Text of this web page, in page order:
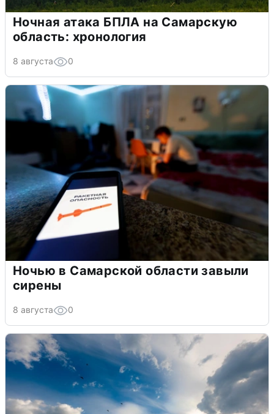
Ночная атака БПЛА на Самарскую
область: хронология
8 августа 0
Ночью в Самарской области завыли
сирены
8 августа 0